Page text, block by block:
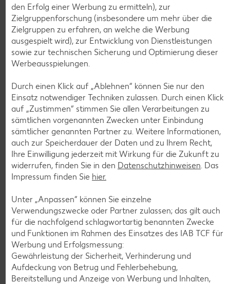
1.29
Diese Artikel findest du an unserer
Frischetheke
ROYAL ORANGE
Maasdam
je 100 g
0.69
Weitere Angebote anzeigen
Tiefkühlkost
Gültig vom 06.08. bis 12.08.
den Erfolg einer Werbung zu ermitteln), zur
Zielgruppenforschung (insbesondere um mehr über die
Zielgruppen zu erfahren, an welche die Werbung
ausgespielt wird), zur Entwicklung von Dienstleistungen
sowie zur technischen Sicherung und Optimierung dieser
Werbeausspielungen.
Durch einen Klick auf „Ablehnen“ können Sie nur den
Einsatz notwendiger Techniken zulassen. Durch einen Klick
auf „Zustimmen“ stimmen Sie allen Verarbeitungen zu
sämtlichen vorgenannten Zwecken unter Einbindung
sämtlicher genannten Partner zu. Weitere Informationen,
auch zur Speicherdauer der Daten und zu Ihrem Recht,
Ihre Einwilligung jederzeit mit Wirkung für die Zukunft zu
widerrufen, finden Sie in den Datenschutzhinweisen. Das
Impressum finden Sie hier.
Unter „Anpassen“ können Sie einzelne
Verwendungszwecke oder Partner zulassen; das gilt auch
für die nachfolgend schlagwortartig benannten Zwecke
und Funktionen im Rahmen des Einsatzes des IAB TCF für
Werbung und Erfolgsmessung:
Gewährleistung der Sicherheit, Verhinderung und
Aufdeckung von Betrug und Fehlerbehebung,
Bereitstellung und Anzeige von Werbung und Inhalten,